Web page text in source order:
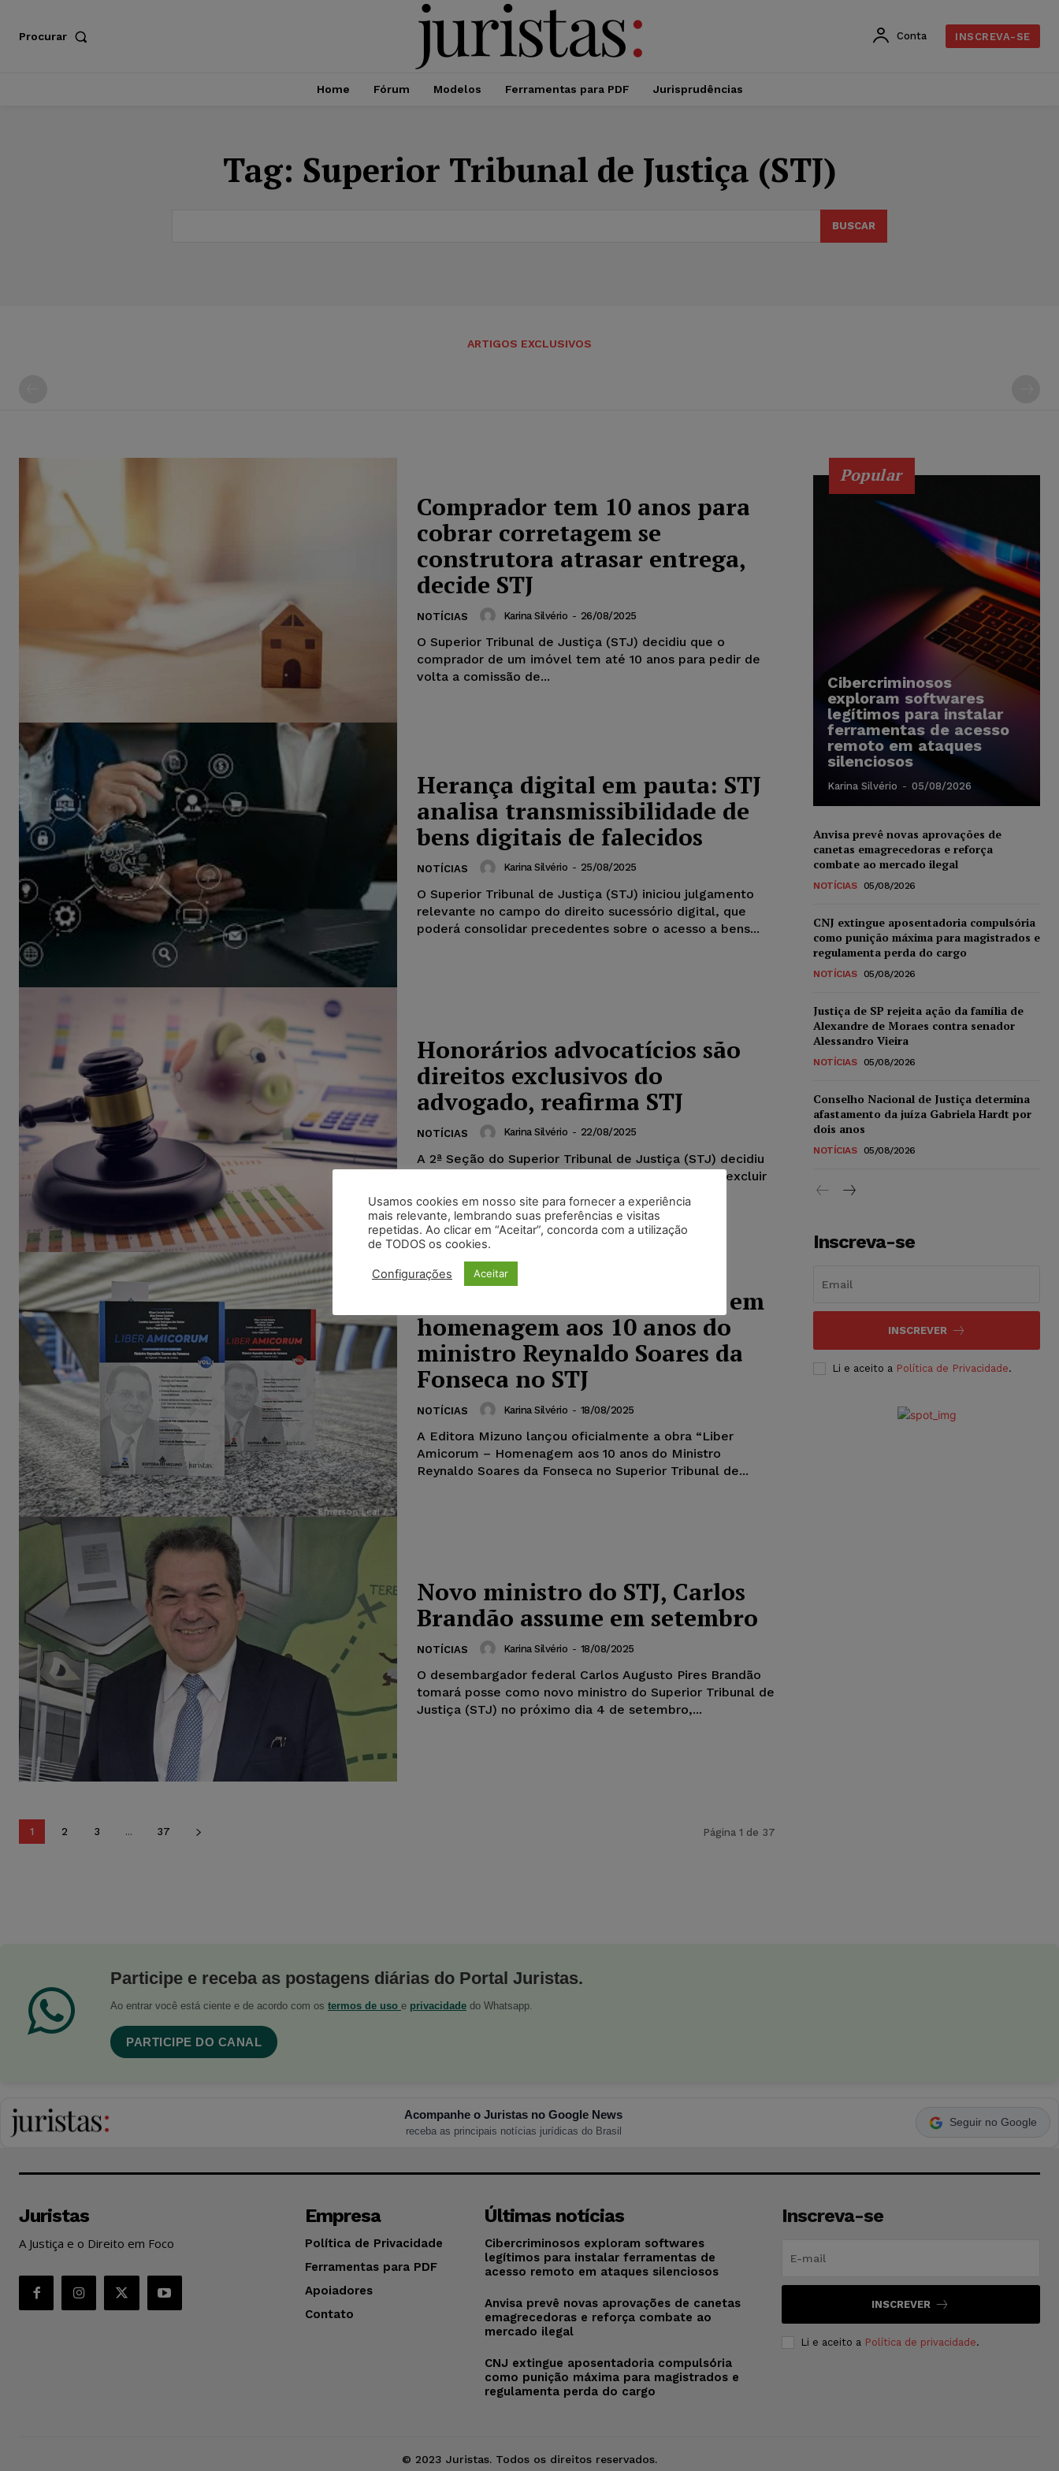
Procurar Conta INSCREVA-SE
Home Fórum Modelos Ferramentas para PDF Jurisprudências
Tag: Superior Tribunal de Justiça (STJ)
BUSCAR
ARTIGOS EXCLUSIVOS
Comprador tem 10 anos para
cobrar corretagem se
construtora atrasar entrega,
decide STJ
NOTÍCIAS Karina Silvério - 26/08/2025
O Superior Tribunal de Justiça (STJ) decidiu que o
comprador de um imóvel tem até 10 anos para pedir de
volta a comissão de...
Herança digital em pauta: STJ
analisa transmissibilidade de
bens digitais de falecidos
NOTÍCIAS Karina Silvério - 25/08/2025
O Superior Tribunal de Justiça (STJ) iniciou julgamento
relevante no campo do direito sucessório digital, que
poderá consolidar precedentes sobre o acesso a bens...
Honorários advocatícios são
direitos exclusivos do
advogado, reafirma STJ
NOTÍCIAS Karina Silvério - 22/08/2025
A 2ª Seção do Superior Tribunal de Justiça (STJ) decidiu
que acordos firmados entre as partes não podem excluir
Editora Mizuno lança obra em
homenagem aos 10 anos do
ministro Reynaldo Soares da
Fonseca no STJ
NOTÍCIAS Karina Silvério - 18/08/2025
A Editora Mizuno lançou oficialmente a obra “Liber
Amicorum – Homenagem aos 10 anos do Ministro
Reynaldo Soares da Fonseca no Superior Tribunal de...
Novo ministro do STJ, Carlos
Brandão assume em setembro
NOTÍCIAS Karina Silvério - 18/08/2025
O desembargador federal Carlos Augusto Pires Brandão
tomará posse como novo ministro do Superior Tribunal de
Justiça (STJ) no próximo dia 4 de setembro,...
1 2 3 ... 37 Página 1 de 37
Popular
Cibercriminosos
exploram softwares
legítimos para instalar
ferramentas de acesso
remoto em ataques
silenciosos
Karina Silvério - 05/08/2026
Anvisa prevê novas aprovações de
canetas emagrecedoras e reforça
combate ao mercado ilegal
NOTÍCIAS 05/08/2026
CNJ extingue aposentadoria compulsória
como punição máxima para magistrados e
regulamenta perda do cargo
NOTÍCIAS 05/08/2026
Justiça de SP rejeita ação da família de
Alexandre de Moraes contra senador
Alessandro Vieira
NOTÍCIAS 05/08/2026
Conselho Nacional de Justiça determina
afastamento da juíza Gabriela Hardt por
dois anos
NOTÍCIAS 05/08/2026
Inscreva-se
INSCREVER
Li e aceito a Política de Privacidade.
Participe e receba as postagens diárias do Portal Juristas.
Ao entrar você está ciente e de acordo com os termos de uso e privacidade do Whatsapp.
PARTICIPE DO CANAL
Acompanhe o Juristas no Google News
receba as principais notícias jurídicas do Brasil
Seguir no Google
Juristas
A Justiça e o Direito em Foco
Empresa
Política de Privacidade
Ferramentas para PDF
Apoiadores
Contato
Últimas notícias
Cibercriminosos exploram softwares
legítimos para instalar ferramentas de
acesso remoto em ataques silenciosos
Anvisa prevê novas aprovações de canetas
emagrecedoras e reforça combate ao
mercado ilegal
CNJ extingue aposentadoria compulsória
como punição máxima para magistrados e
regulamenta perda do cargo
Inscreva-se
INSCREVER
Li e aceito a Política de privacidade.
© 2023 Juristas. Todos os direitos reservados.
Usamos cookies em nosso site para fornecer a experiência
mais relevante, lembrando suas preferências e visitas
repetidas. Ao clicar em “Aceitar”, concorda com a utilização
de TODOS os cookies.
Configurações Aceitar